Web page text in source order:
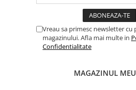
Vreau sa primesc newsletter
magazinului. Afla mai multe in
Confidentialitate
MAGAZINUL MEU